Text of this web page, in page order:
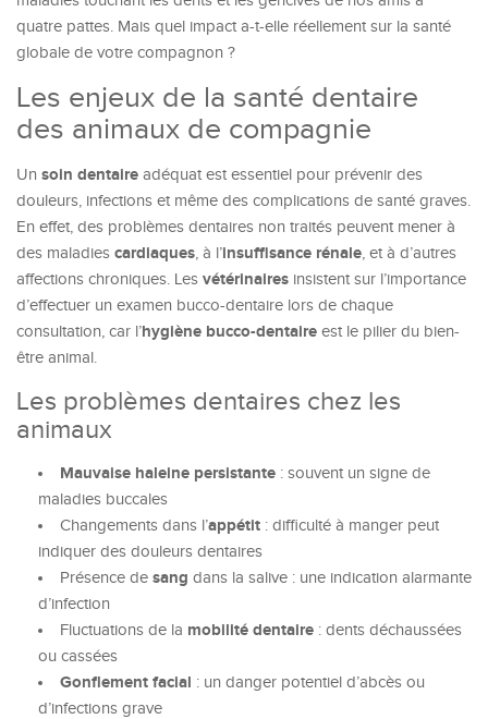
quatre pattes. Mais quel impact a-t-elle réellement sur la santé
globale de votre compagnon ?
Les enjeux de la santé dentaire
des animaux de compagnie
Un soin dentaire adéquat est essentiel pour prévenir des
douleurs, infections et même des complications de santé graves.
En effet, des problèmes dentaires non traités peuvent mener à
des maladies cardiaques, à l’insuffisance rénale, et à d’autres
affections chroniques. Les vétérinaires insistent sur l’importance
d’effectuer un examen bucco-dentaire lors de chaque
consultation, car l’hygiène bucco-dentaire est le pilier du bien-
être animal.
Les problèmes dentaires chez les
animaux
Mauvaise haleine persistante : souvent un signe de
maladies buccales
Changements dans l’appétit : difficulté à manger peut
indiquer des douleurs dentaires
Présence de sang dans la salive : une indication alarmante
d’infection
Fluctuations de la mobilité dentaire : dents déchaussées
ou cassées
Gonflement facial : un danger potentiel d’abcès ou
d’infections grave